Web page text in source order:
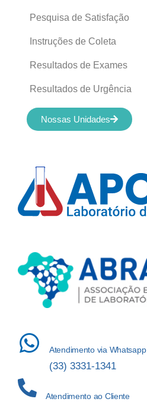
Atendimento via Whatsapp
(33) 3331-1341
Atendimento ao Cliente
Pesquisa de Satisfação
Instruções de Coleta
Resultados de Exames
Resultados de Urgência
Nossas Unidades